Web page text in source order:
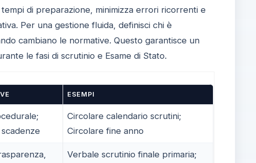
di preparazione, minimizza errori ricorrenti e
Per una gestione fluida, definisci chi è
cambiano le normative. Questo garantisce un
le fasi di scrutinio e Esame di Stato.
ESEMPI
Circolare calendario scrutini;
Circolare fine anno
Verbale scrutinio finale primaria;